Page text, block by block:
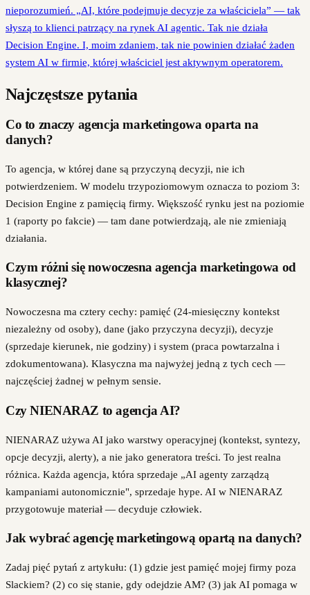
nieporozumień. „AI, które podejmuje decyzje za właściciela” — tak
słyszą to klienci patrzący na rynek AI agentic. Tak nie działa
Decision Engine. I, moim zdaniem, tak nie powinien działać żaden
system AI w firmie, której właściciel jest aktywnym operatorem.
Najczęstsze pytania
Co to znaczy agencja marketingowa oparta na
danych?
To agencja, w której dane są przyczyną decyzji, nie ich
potwierdzeniem. W modelu trzypoziomowym oznacza to poziom 3:
Decision Engine z pamięcią firmy. Większość rynku jest na poziomie
1 (raporty po fakcie) — tam dane potwierdzają, ale nie zmieniają
działania.
Czym różni się nowoczesna agencja marketingowa od
klasycznej?
Nowoczesna ma cztery cechy: pamięć (24-miesięczny kontekst
niezależny od osoby), dane (jako przyczyna decyzji), decyzje
(sprzedaje kierunek, nie godziny) i system (praca powtarzalna i
zdokumentowana). Klasyczna ma najwyżej jedną z tych cech —
najczęściej żadnej w pełnym sensie.
Czy NIENARAZ to agencja AI?
NIENARAZ używa AI jako warstwy operacyjnej (kontekst, syntezy,
opcje decyzji, alerty), a nie jako generatora treści. To jest realna
różnica. Każda agencja, która sprzedaje „AI agenty zarządzą
kampaniami autonomicznie", sprzedaje hype. AI w NIENARAZ
przygotowuje materiał — decyduje człowiek.
Jak wybrać agencję marketingową opartą na danych?
Zadaj pięć pytań z artykułu: (1) gdzie jest pamięć mojej firmy poza
Slackiem? (2) co się stanie, gdy odejdzie AM? (3) jak AI pomaga w